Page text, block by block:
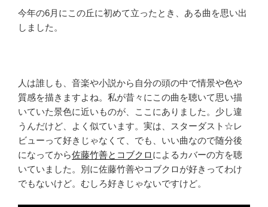
今年の6月にこの丘に初めて立ったとき、ある曲を思い出
しました。
人は誰しも、音楽や小説から自分の頭の中で情景や色や
質感を描きますよね。私が昔々にこの曲を聴いて思い描
いていた景色に近いものが、ここにありました。少し違
うんだけど、よく似ています。実は、スターダスト☆レ
ビューって好きじゃなくて、でも、いい曲なので随分後
になってから佐藤竹善とコブクロによるカバーの方を聴
いていました。別に佐藤竹善やコブクロが好きってわけ
でもないけど。むしろ好きじゃないですけど。